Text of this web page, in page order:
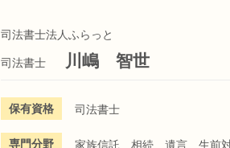
司法書士法人ふらっと
司法書士 川嶋 智世
保有資格 司法書士
専門分野 家族信託 相続 遺言 生前